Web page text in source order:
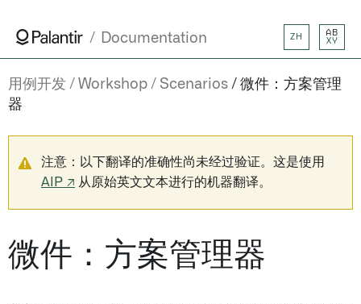
Documentation ZH
AB
XY
用例开发 Workshop Scenarios
微件：方案管理
器
注意：以下翻译的准确性尚未经过验证。这是使用
AIP ↗ 从原始英文文本进行的机器翻译。
微件：方案管理器